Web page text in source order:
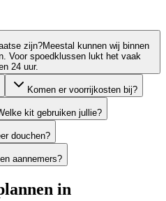
zijn?Meestal kunnen wij binnen
Voor spoedklussen lukt het vaak
24 uur.
Komen er voorrijkosten bij?
kit gebruiken jullie?
douchen?
aannemers?
in